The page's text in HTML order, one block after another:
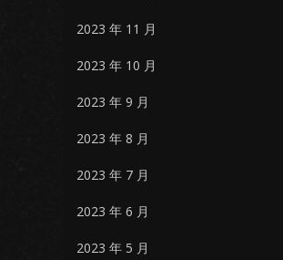
2023 年 11 月
2023 年 10 月
2023 年 9 月
2023 年 8 月
2023 年 7 月
2023 年 6 月
2023 年 5 月